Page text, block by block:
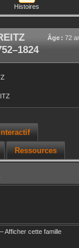
Histoires
Âge : 72
–1824
Ressources
Afficher cette famille